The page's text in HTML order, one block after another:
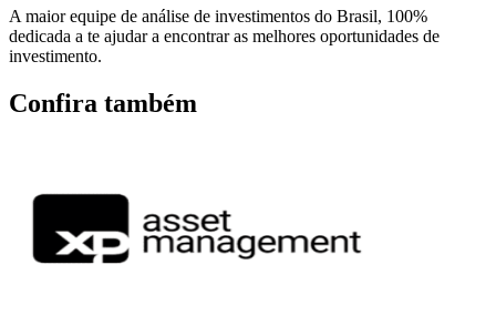
A maior equipe de análise de investimentos do Brasil, 100%
dedicada a te ajudar a encontrar as melhores oportunidades de
investimento.
Confira também